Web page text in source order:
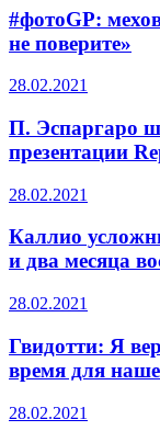
#фотоGP:
не поверите»
28.02.2021
П. Эспаргаро
презентации
28.02.2021
Каллио
и два месяца
28.02.2021
Гвидотти: Я
время для
28.02.2021